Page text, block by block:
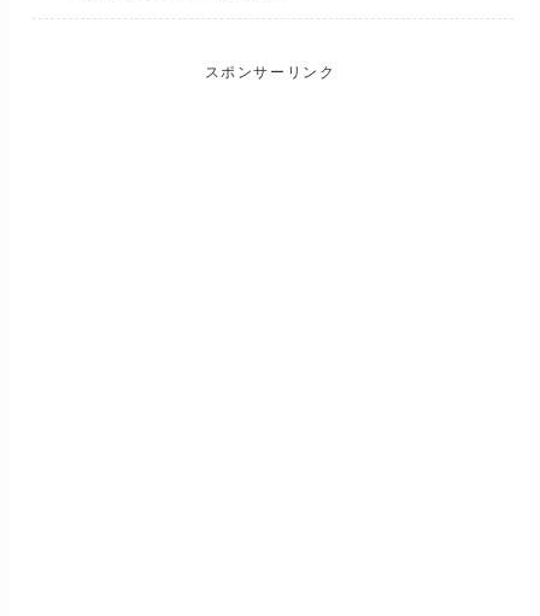
スポンサーリンク